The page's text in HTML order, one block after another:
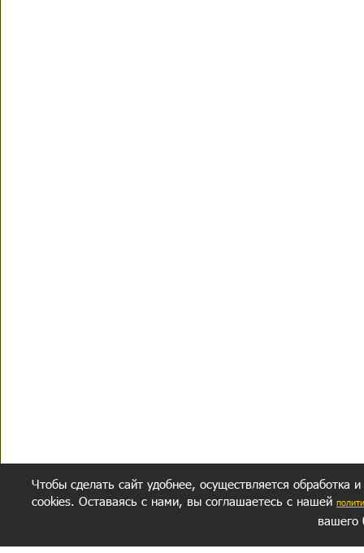
Чтобы сделать сайт удобнее, осуществляется обработка
cookies. Оставаясь с нами, вы соглашаетесь с нашей
вашего